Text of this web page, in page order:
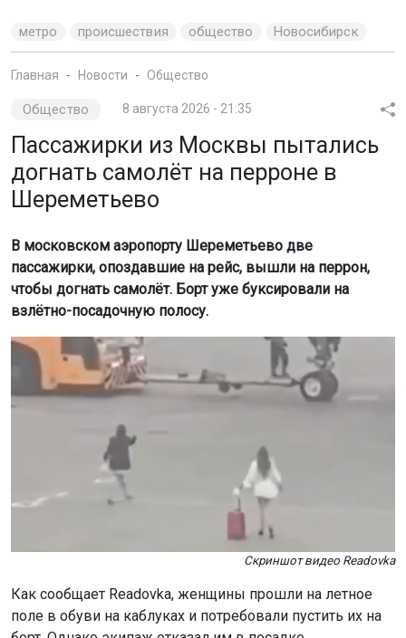
метро происшествия общество Новосибирск
Главная Новости Общество
Общество 8 августа 2026 - 21:35
Пассажирки из Москвы пытались
догнать самолёт на перроне в
Шереметьево
В московском аэропорту Шереметьево две
пассажирки, опоздавшие на рейс, вышли на перрон,
чтобы догнать самолёт. Борт уже буксировали на
взлётно-посадочную полосу.
Скриншот видео Readovka
Как сообщает Readovka, женщины прошли на летное
поле в обуви на каблуках и потребовали пустить их на